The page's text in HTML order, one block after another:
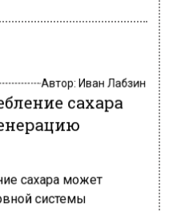
Автор: Иван Лабзин
сахара